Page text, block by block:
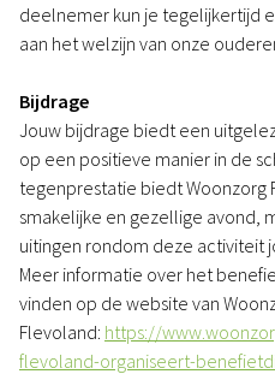
deelnemer kun je tegelijkertijd
aan het welzijn van onze
Bijdrage
Jouw bijdrage biedt een
op een positieve manier in de
tegenprestatie biedt Woonzorg
smakelijke en gezellige avond,
uitingen rondom deze activiteit
Meer informatie over het
vinden op de website van
Flevoland: https://
flevoland-organiseert-